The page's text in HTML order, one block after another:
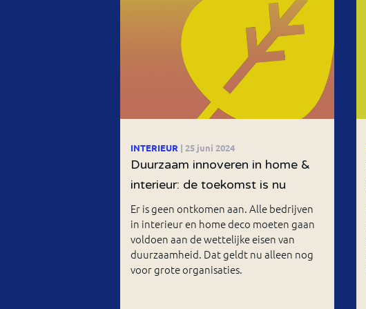
INTERIEUR | 25 juni 2024
Duurzaam innoveren in home &
interieur: de toekomst is nu
Er is geen ontkomen aan. Alle bedrijven
in interieur en home deco moeten gaan
voldoen aan de wettelijke eisen van
duurzaamheid. Dat geldt nu alleen nog
voor grote organisaties.